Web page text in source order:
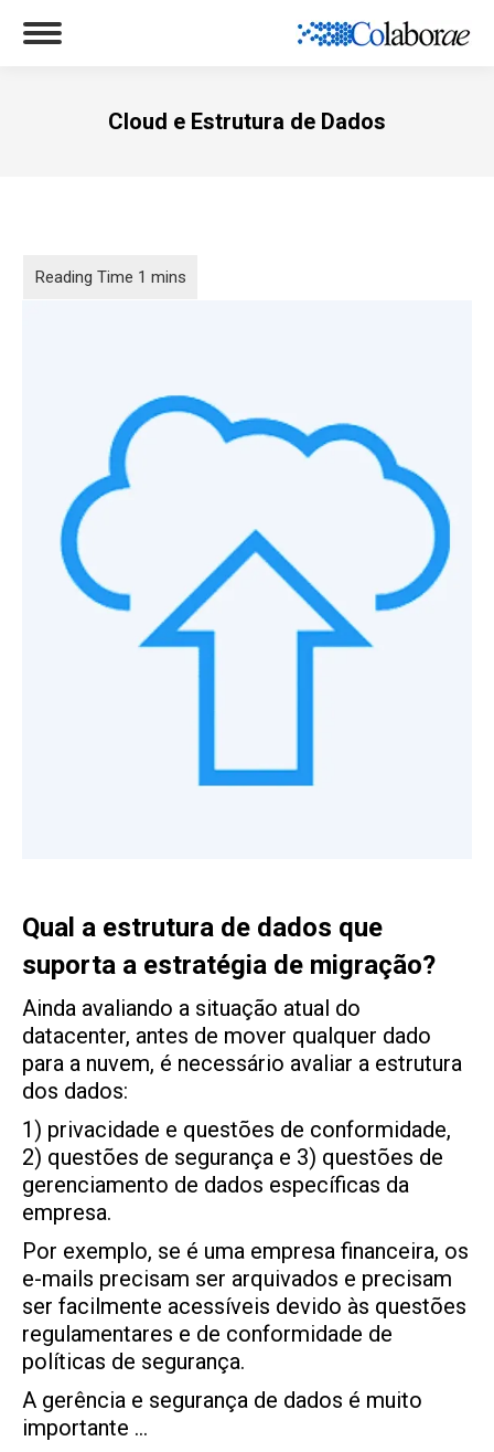
Cloud e Estrutura de Dados
Qual a estrutura de dados que
suporta a estratégia de migração?
Ainda avaliando a situação atual do
datacenter, antes de mover qualquer dado
para a nuvem, é necessário avaliar a estrutura
dos dados:
1) privacidade e questões de conformidade,
2) questões de segurança e 3) questões de
gerenciamento de dados específicas da
empresa.
Por exemplo, se é uma empresa financeira, os
e-mails precisam ser arquivados e precisam
ser facilmente acessíveis devido às questões
regulamentares e de conformidade de
políticas de segurança.
A gerência e segurança de dados é muito
importante …